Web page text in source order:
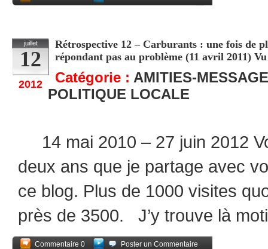
juillet
12
2012
Rétrospective 12 – Carburants : une fois de
répondant pas au problème (11 avril 2011)
Catégorie : AMITIES-
POLITIQUE LOCALE
14 mai 2010 – 27 juin 2012
deux ans que je partage avec
ce blog. Plus de 1000 visites
près de 3500. J’y trouve là
Commentaire 0
Poster un Commentaire